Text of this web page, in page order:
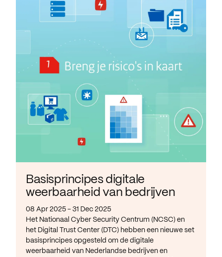
Basisprincipes digitale
weerbaarheid van bedrijven
08 Apr 2025 - 31 Dec 2025
Het Nationaal Cyber Security Centrum (NCSC) en
het Digital Trust Center (DTC) hebben een nieuwe set
basisprincipes opgesteld om de digitale
weerbaarheid van Nederlandse bedrijven en